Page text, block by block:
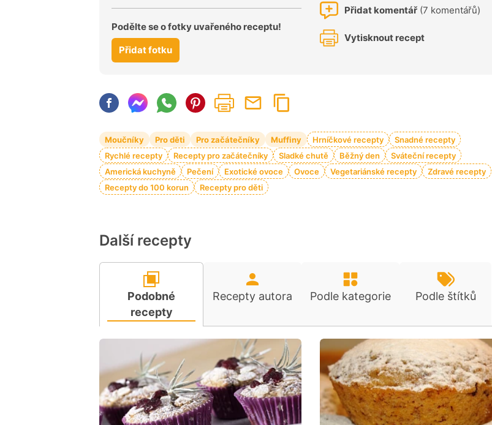
Podělte se o fotky uvařeného receptu!
Přidat fotku
Přidat komentář (7 komentářů)
Vytisknout recept
Moučníky Pro děti Pro začátečníky Muffiny Hrníčkové recepty
Snadné recepty
Rychlé recepty
Recepty pro začátečníky Sladké chutě Běžný den
Sváteční recepty
Americká kuchyně
Pečení Exotické ovoce Ovoce Vegetariánské recepty
Zdravé recepty
Recepty do 100 korun
Recepty pro děti
Další recepty
Podobné
recepty
Recepty autora Podle kategorie Podle štítků